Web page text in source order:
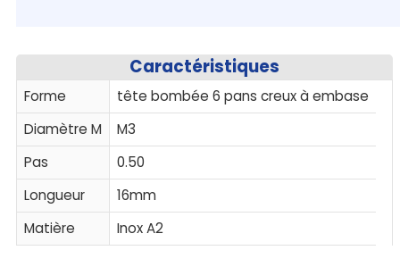
Caractéristiques
Forme
tête bombée 6 pans creux à embase
Diamètre M
M3
Pas
0.50
Longueur
16mm
Matière
Inox A2